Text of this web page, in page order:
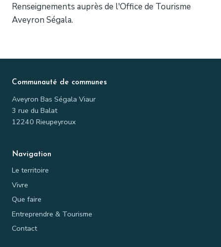
Renseignements auprès de l'Office de Tourisme
Aveyron Ségala.
Communauté de communes
Aveyron Bas Ségala Viaur
3 rue du Balat
12240 Rieupeyroux
Navigation
Le territoire
Vivre
Que faire
Entreprendre & Tourisme
Contact